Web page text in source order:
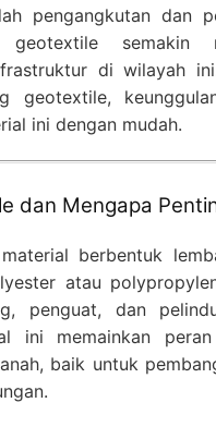
pengangkutan dan
geotextile semakin
di wilayah
geotextile,
ini dengan mudah.
dan Mengapa
berbentuk
atau
penguat, dan
ini memainkan
baik untuk